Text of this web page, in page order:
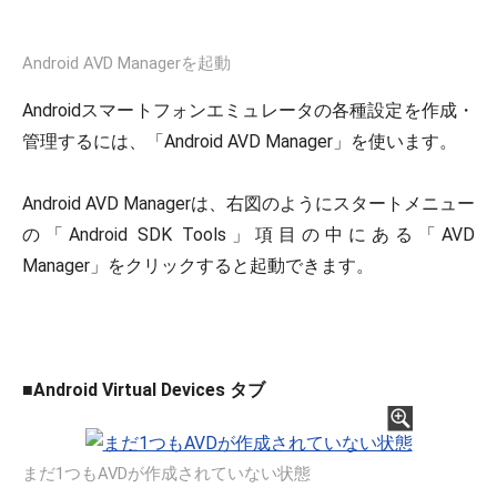
Android AVD Managerを起動
Androidスマートフォンエミュレータの各種設定を作成・
管理するには、「Android AVD Manager」を使います。
Android AVD Managerは、右図のようにスタートメニュー
の「Android SDK Tools」項目の中にある「AVD
Manager」をクリックすると起動できます。
■Android Virtual Devices タブ
まだ1つもAVDが作成されていない状態